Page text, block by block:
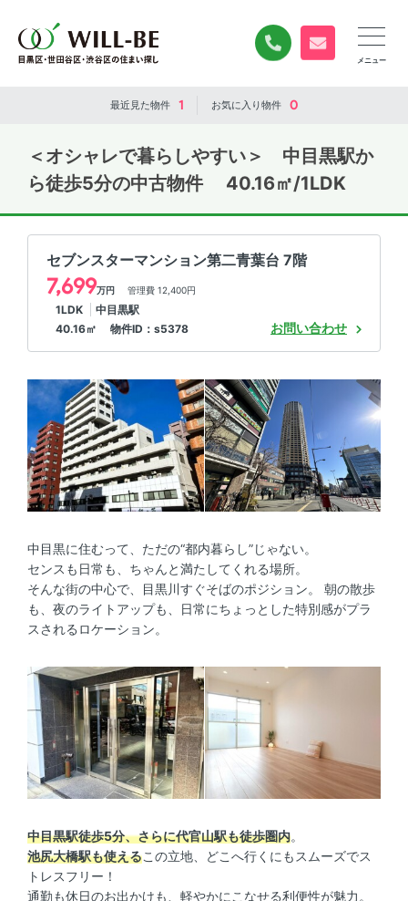
0120-840-834
無料お問い合
最近見た物件 1 お気に入り物件 0
＜オシャレで暮らしやすい＞ 中目黒駅か
ら徒歩5分の中古物件 40.16㎡/1LDK
セブンスターマンション第二青葉台 7階
7,699万円 管理費 12,400円
1LDK
中目黒駅
40.16㎡ 物件ID：s5378
お問い合わせ
中目黒に住むって、ただの“都内暮らし”じゃない。
センスも日常も、ちゃんと満たしてくれる場所。
そんな街の中心で、目黒川すぐそばのポジション。 朝の散歩
も、夜のライトアップも、日常にちょっとした特別感がプラ
スされるロケーション。
中目黒駅徒歩5分、さらに代官山駅も徒歩圏内。
池尻大橋駅も使えるこの立地、どこへ行くにもスムーズでス
トレスフリー！
通勤も休日のお出かけも、軽やかにこなせる利便性が魅力。